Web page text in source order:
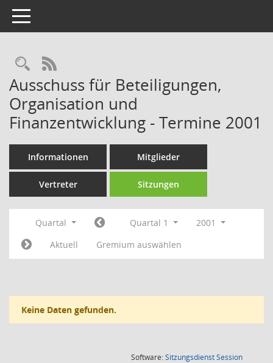
Toggle navigation
Rechercheauswahl
RSS-Feed
Ausschuss für Beteiligungen,
Organisation und
Finanzentwicklung - Termine 2001
Informationen Mitglieder
Vertreter Sitzungen
Quartal Quartal 1
2001
Aktuell
Gremium auswählen
Keine Daten gefunden.
Software:SitzungsdienstSession(Wird in